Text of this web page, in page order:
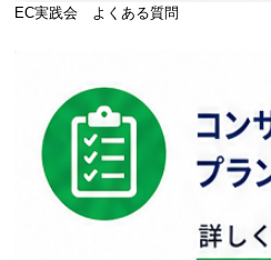
EC実践会 よくある質問